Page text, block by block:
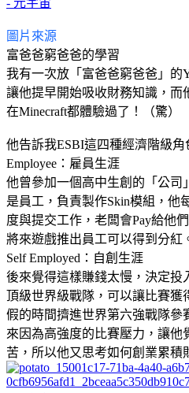
圖片來源
富爸爸窮爸爸的學習
我有一次放「富爸爸窮爸爸」的
讓他提早開始吸收財務知識，而
在Minecraft都體驗過了！（驚）
他告訴我ESBI這四種經濟階級角
Employee：雇員生涯
他曾參加一個高中生創的「公司
是員工，負責製作Skin模組，他
度與提交工作，老闆會Pay給他
將來遊戲推出員工可以得到分紅
Self Employed：自創生涯
後來覺得這樣賺錢太慢，決定投
頂級世界級戰隊，可以讓比賽獲
假的時間擠進世界第六強戰隊參
來因為高強度的比賽壓力，讓
苦，所以他又思考如何創業累積